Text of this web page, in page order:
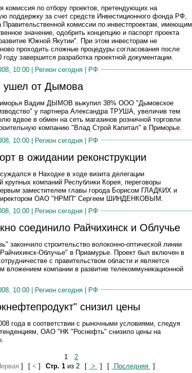
комиссия по отбору проектов, претендующих на
поддержку за счет средств Инвестиционного фонда РФ,
Правительственной комиссии по инвестпроектам, имеющим
значение, одобрить концепцию и паспорт проекта
Южной Якутии". При этом инвесторам не
проходить сложные процедуры согласования после
году завершится разработка проектной документации.
10:00 |
Регион сегодня РФ
ушел от Дымова
Вадим ДЫМОВ выкупил 38% ООО "Дымовское
у партнера Александра ТРУША, увеличив тем
вдвое в обмен на сеть магазинов розничной торговли
компанию "Влад Строй Капитал" в Приморье.
10:00 | Регион сегодня | РФ
в ожидании реконструкции
в Находке в ходе визита делегации
крупных компаний Республики Корея, переговоры
заместителем главы города Борисом ГЛАДКИХ и
ОАО "НРМП" Сергеем ШИНДЕНКОВЫМ.
10:00 |
Регион сегодня РФ
соединило Райчихинск и Облучье
закончило строительство волоконно-оптической линии
Облучье" в Приамурье. Проект был включен в
с правительством области и является
вложением компании в развитие телекоммуникационной
10:00 | Регион сегодня | РФ
снизил цены
года в соответствии с рыночными условиями, следуя
ОАО "НК "Роснефть" снизило цены на
1
2
] [< ] Стр. 1из 2 [ > ] [ Последняя ]